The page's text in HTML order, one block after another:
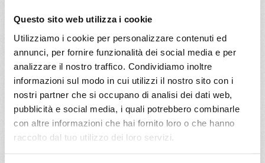
Questo sito web utilizza i cookie
Utilizziamo i cookie per personalizzare contenuti ed
annunci, per fornire funzionalità dei social media e per
analizzare il nostro traffico. Condividiamo inoltre
informazioni sul modo in cui utilizzi il nostro sito con i
nostri partner che si occupano di analisi dei dati web,
pubblicità e social media, i quali potrebbero combinarle
con altre informazioni che hai fornito loro o che hanno
raccolto dal tuo utilizzo dei loro servizi.
€ 694
Sud America8 giorni
da Sao paulo (santos) con MSC